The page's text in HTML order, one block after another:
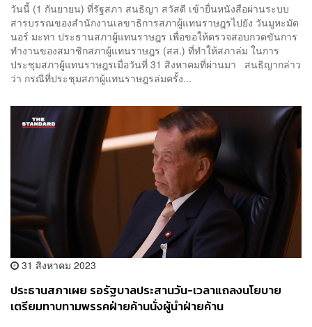
วันนี้ (1 กันยายน) ที่รัฐสภา สนธิญา สวัสดี เข้ายื่นหนังสือผ่านระบบ
สารบรรณของสำนักงานเลขาธิการสภาผู้แทนราษฎรไปยัง วันมูหะมัด
นอร์ มะทา ประธานสภาผู้แทนราษฎร เพื่อขอให้ตรวจสอบกวดขันการ
ทำงานของสมาชิกสภาผู้แทนราษฎร (สส.) ที่ทำให้สภาล่ม ในการ
ประชุมสภาผู้แทนราษฎรเมื่อวันที่ 31 สิงหาคมที่ผ่านมา สนธิญากล่าว
ว่า กรณีที่ประชุมสภาผู้แทนราษฎรล่มครั้ง...
31 สิงหาคม 2023
ประธานสภาเผย รอรัฐบาลประสานวัน-เวลาแถลงนโยบาย
เตรียมทาบทามพรรคฝ่ายค้านนั่งผู้นำฝ่ายค้าน